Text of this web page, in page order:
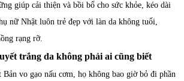
giúp cải thiện và bồi bổ cho sức khỏe, kéo dài
nữ Nhật luôn trẻ đẹp với làn da không tuổi,
rạng rỡ.
trắng da không phải ai cũng biết
vo gạo nấu cơm, họ không bao giờ bỏ đi phần